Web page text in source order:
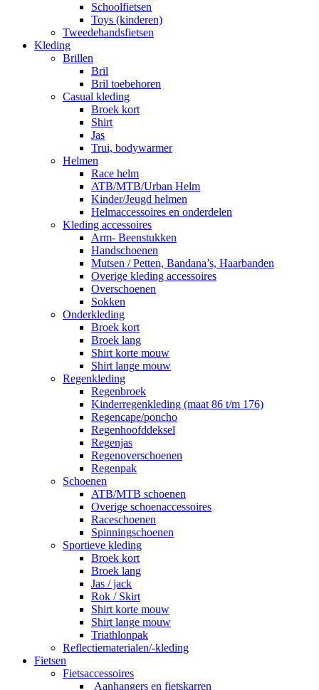
Schoolfietsen
Toys (kinderen)
Tweedehandsfietsen
Kleding
Brillen
Bril
Bril toebehoren
Casual kleding
Broek kort
Shirt
Jas
Trui, bodywarmer
Helmen
Race helm
ATB/MTB/Urban Helm
Kinder/Jeugd helmen
Helmaccessoires en onderdelen
Kleding accessoires
Arm- Beenstukken
Handschoenen
Mutsen / Petten, Bandana’s, Haarbanden
Overige kleding accessoires
Overschoenen
Sokken
Onderkleding
Broek kort
Broek lang
Shirt korte mouw
Shirt lange mouw
Regenkleding
Regenbroek
Kinderregenkleding (maat 86 t/m 176)
Regencape/poncho
Regenhoofddeksel
Regenjas
Regenoverschoenen
Regenpak
Schoenen
ATB/MTB schoenen
Overige schoenaccessoires
Raceschoenen
Spinningschoenen
Sportieve kleding
Broek kort
Broek lang
Jas / jack
Rok / Skirt
Shirt korte mouw
Shirt lange mouw
Triathlonpak
Reflectiematerialen/-kleding
Fietsen
Fietsaccessoires
Aanhangers en fietskarren